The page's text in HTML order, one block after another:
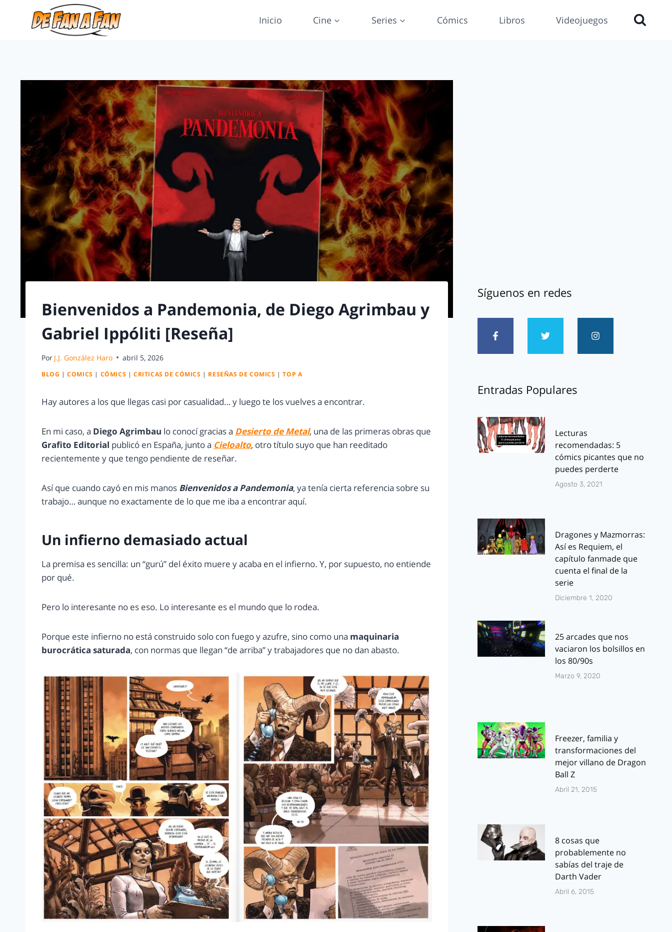
Inicio Cine Series Cómics Libros Videojuegos
Bienvenidos a Pandemonia, de Diego Agrimbau y
Gabriel Ippóliti [Reseña]
Por J.J. González Haro abril 5, 2026
BLOG |COMICS | CÓMICS | CRITICAS DE CÓMICS | RESEÑAS DE COMICS |TOP A
Hay autores a los que llegas casi por casualidad… y luego te los vuelves a encontrar.
En mi caso, a Diego Agrimbau lo conocí gracias a Desierto de Metal, una de las primeras obras que
Grafito Editorial publicó en España, junto a Cieloalto, otro título suyo que han reeditado
recientemente y que tengo pendiente de reseñar.
Así que cuando cayó en mis manos Bienvenidos a Pandemonia, ya tenía cierta referencia sobre su
trabajo… aunque no exactamente de lo que me iba a encontrar aquí.
Un infierno demasiado actual
La premisa es sencilla: un “gurú” del éxito muere y acaba en el infierno. Y, por supuesto, no entiende
por qué.
Pero lo interesante no es eso. Lo interesante es el mundo que lo rodea.
Porque este infierno no está construido solo con fuego y azufre, sino como una maquinaria
burocrática saturada, con normas que llegan “de arriba” y trabajadores que no dan abasto.
Síguenos en redes
Entradas Populares
Lecturas
recomendadas: 5
cómics picantes que no
puedes perderte
Agosto 3, 2021
Dragones y Mazmorras:
Así es Requiem, el
capítulo fanmade que
cuenta el final de la
serie
Diciembre 1, 2020
25 arcades que nos
vaciaron los bolsillos en
los 80/90s
Marzo 9, 2020
Freezer, familia y
transformaciones del
mejor villano de Dragon
Ball Z
Abril 21, 2015
8 cosas que
probablemente no
sabías del traje de
Darth Vader
Abril 6, 2015